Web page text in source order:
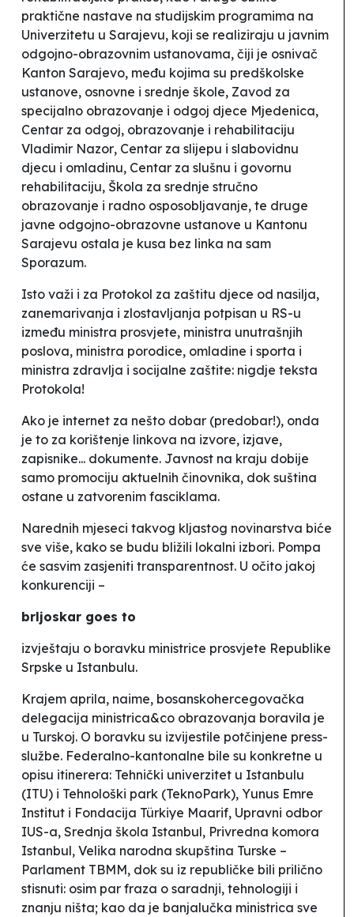
praktične nastave na studijskim programima na
Univerzitetu u Sarajevu, koji se realiziraju u javnim
odgojno-obrazovnim ustanovama, čiji je osnivač
Kanton Sarajevo, među kojima su predškolske
ustanove, osnovne i srednje škole, Zavod za
specijalno obrazovanje i odgoj djece Mjedenica,
Centar za odgoj, obrazovanje i rehabilitaciju
Vladimir Nazor, Centar za slijepu i slabovidnu
djecu i omladinu, Centar za slušnu i govornu
rehabilitaciju, Škola za srednje stručno
obrazovanje i radno osposobljavanje, te druge
javne odgojno-obrazovne ustanove u Kantonu
Sarajevu ostala je kusa bez linka na sam
Sporazum.
Isto važi i za Protokol za zaštitu djece od nasilja,
zanemarivanja i zlostavljanja potpisan u RS-u
između ministra prosvjete, ministra unutrašnjih
poslova, ministra porodice, omladine i sporta i
ministra zdravlja i socijalne zaštite: nigdje teksta
Protokola!
Ako je internet za nešto dobar (predobar!), onda
je to za korištenje linkova na izvore, izjave,
zapisnike... dokumente. Javnost na kraju dobije
samo promociju aktuelnih činovnika, dok suština
ostane u zatvorenim fasciklama.
Narednih mjeseci takvog kljastog novinarstva biće
sve više, kako se budu bližili lokalni izbori. Pompa
će sasvim zasjeniti transparentnost. U očito jakoj
konkurenciji –
brljoskar goes to
izvještaju o boravku ministrice prosvjete Republike
Srpske u Istanbulu.
Krajem aprila, naime, bosanskohercegovačka
delegacija ministrica&co obrazovanja boravila je
u Turskoj. O boravku su izvijestile potčinjene press-
službe. Federalno-kantonalne bile su konkretne u
opisu itinerera: Tehnički univerzitet u Istanbulu
(ITU) i Tehnološki park (TeknoPark), Yunus Emre
Institut i Fondacija Türkiye Maarif, Upravni odbor
IUS-a, Srednja škola Istanbul, Privredna komora
Istanbul, Velika narodna skupština Turske –
Parlament TBMM, dok su iz republičke bili prilično
stisnuti: osim par fraza o saradnji, tehnologiji i
znanju ništa; kao da je banjalučka ministrica sve